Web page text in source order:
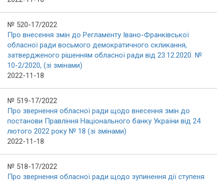
№ 520-17/2022
Про внесення змін до Регламенту Івано-Франківської
обласної ради восьмого демократичного скликання,
затвердженого рішенням обласної ради від 23.12.2020. №
10-2/2020, (зі змінами)
2022-11-18
№ 519-17/2022
Про звернення обласної ради щодо внесення змін до
постанови Правління Національного банку України від 24
лютого 2022 року № 18 (зі змінами)
2022-11-18
№ 518-17/2022
Про звернення обласної ради щодо зупинення дії ступеня